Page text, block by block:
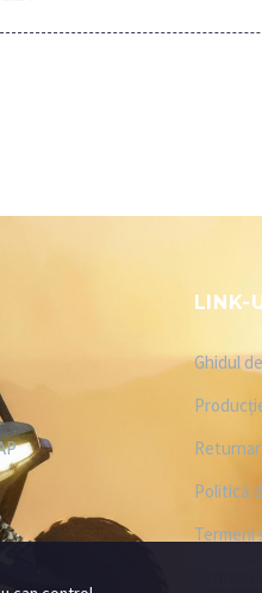
LINK-
Ghidul
Politică
Termeni